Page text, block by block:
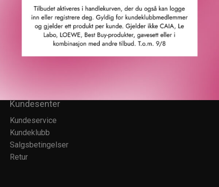
Våre butikker
Personvern
Konkurransevinnere
Kundesenter
Kundeservice
Kundeklubb
Salgsbetingelser
Retur